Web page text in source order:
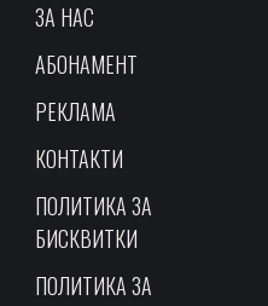
ЗА НАС
АБОНАМЕНТ
РЕКЛАМА
КОНТАКТИ
ПОЛИТИКА ЗА
БИСКВИТКИ
ПОЛИТИКА ЗА